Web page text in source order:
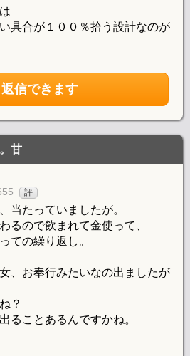
具合が１００％拾う設計なのが
返信できます
甘
評
当たっていましたが。
るので飲まれて金使って、
ての繰り返し。
、お奉行みたいなの出ましたが
？
ることあるんですかね。